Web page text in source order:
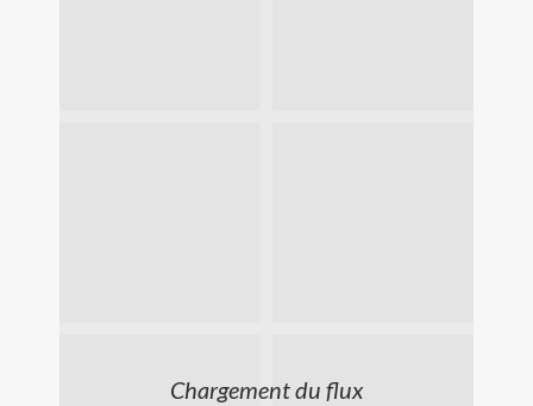
Chargement du flux